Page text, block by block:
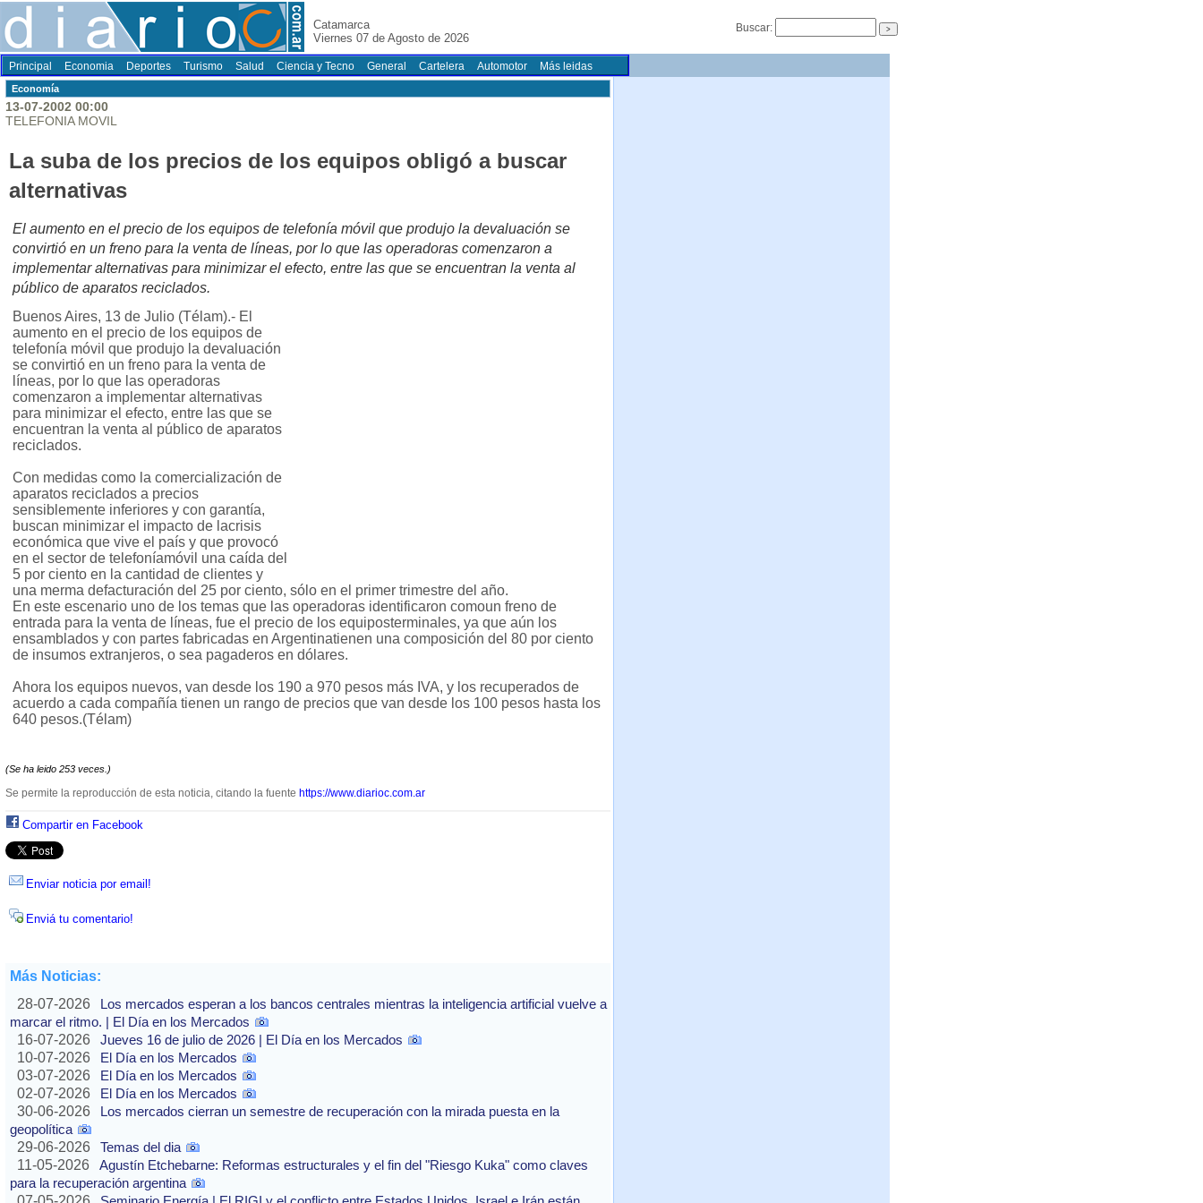
Catamarca
Viernes 07 de Agosto de 2026
Buscar:
Principal Economia Deportes Turismo Salud Ciencia y Tecno General Cartelera Automotor Más leidas
Economí­a
13-07-2002 00:00
TELEFONIA MOVIL
La suba de los precios de los equipos obligó a buscar
alternativas
El aumento en el precio de los equipos de telefonía móvil que produjo la devaluación se
convirtió en un freno para la venta de líneas, por lo que las operadoras comenzaron a
implementar alternativas para minimizar el efecto, entre las que se encuentran la venta al
público de aparatos reciclados.
Buenos Aires, 13 de Julio (Télam).- El
aumento en el precio de los equipos de
telefonía móvil que produjo la devaluación
se convirtió en un freno para la venta de
líneas, por lo que las operadoras
comenzaron a implementar alternativas
para minimizar el efecto, entre las que se
encuentran la venta al público de aparatos
reciclados.
Con medidas como la comercialización de
aparatos reciclados a precios
sensiblemente inferiores y con garantía,
buscan minimizar el impacto de lacrisis
económica que vive el país y que provocó
en el sector de telefoníamóvil una caída del
5 por ciento en la cantidad de clientes y
una merma defacturación del 25 por ciento, sólo en el primer trimestre del año.
En este escenario uno de los temas que las operadoras identificaron comoun freno de
entrada para la venta de líneas, fue el precio de los equiposterminales, ya que aún los
ensamblados y con partes fabricadas en Argentinatienen una composición del 80 por ciento
de insumos extranjeros, o sea pagaderos en dólares.
Ahora los equipos nuevos, van desde los 190 a 970 pesos más IVA, y los recuperados de
acuerdo a cada compañía tienen un rango de precios que van desde los 100 pesos hasta los
640 pesos.(Télam)
(Se ha leido 253 veces.)
Se permite la reproducción de esta noticia, citando la fuente https://www.diarioc.com.ar
Compartir en Facebook
Enviar noticia por email!
Enviá tu comentario!
Más Noticias:
28-07-2026
Los mercados esperan a los bancos centrales mientras la inteligencia artificial vuelve a
marcar el ritmo. | El Día en los Mercados
16-07-2026
Jueves 16 de julio de 2026 | El Día en los Mercados
10-07-2026
El Día en los Mercados
03-07-2026
El Día en los Mercados
02-07-2026
El Día en los Mercados
30-06-2026
Los mercados cierran un semestre de recuperación con la mirada puesta en la
geopolítica
29-06-2026
Temas del dia
11-05-2026
Agustín Etchebarne: Reformas estructurales y el fin del "Riesgo Kuka" como claves
para la recuperación argentina